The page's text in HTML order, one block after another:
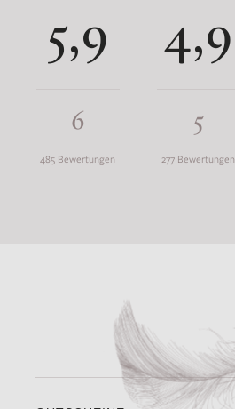
5,9
6
485 Bewertungen
4,9
5
277 Bewertungen